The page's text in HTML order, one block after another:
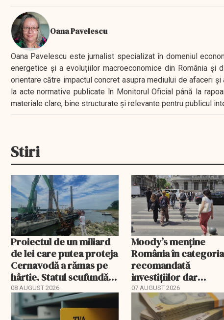
Oana Pavelescu
Oana Pavelescu este jurnalist specializat în domeniul
energetice și a evoluțiilor macroeconomice din România și
orientare către impactul concret asupra mediului de afaceri
la acte normative publicate în Monitorul Oficial până la
materiale clare, bine structurate și relevante pentru publicul
Stiri
Proiectul de un miliard
de lei care putea proteja
Cernavodă a rămas pe
hârtie. Statul scufundă
acum barje în Dunăre
08 AUGUST 2026
Moody’s menține
România în categoria
recomandată
investițiilor dar
transmite un
avertisment
07 AUGUST 2026